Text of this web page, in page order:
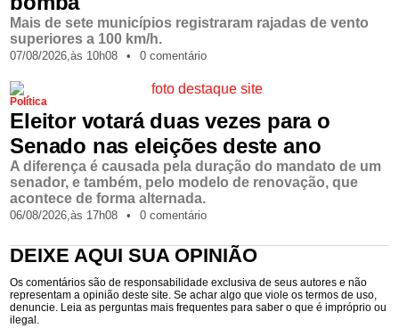
Mais de sete municípios registraram rajadas de vento
superiores a 100 km/h.
07/08/2026,às 10h08 • 0 comentário
Política
Eleitor votará duas vezes para o
Senado nas eleições deste ano
A diferença é causada pela duração do mandato de um
senador, e também, pelo modelo de renovação, que
acontece de forma alternada.
06/08/2026,às 17h08 • 0 comentário
DEIXE AQUI SUA OPINIÃO
Os comentários são de responsabilidade exclusiva de seus autores e não
representam a opinião deste site. Se achar algo que viole os termos de uso,
denuncie. Leia as perguntas mais frequentes para saber o que é impróprio ou
ilegal.